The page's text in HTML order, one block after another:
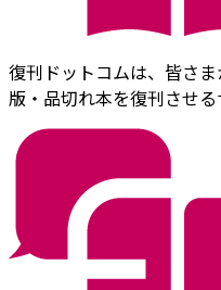
復刊ドットコムは、皆さ
版・品切れ本を復刊させる